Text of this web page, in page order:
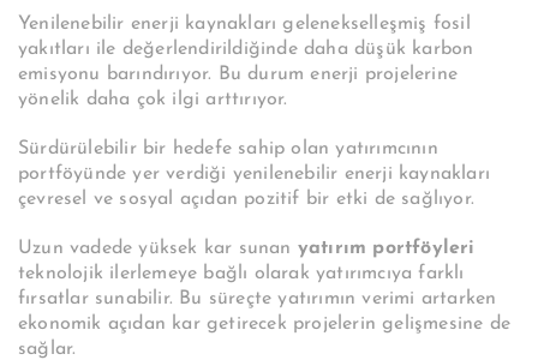
Yenilenebilir enerji kaynakları gelenekselleşmiş fosil
yakıtları ile değerlendirildiğinde daha düşük karbon
emisyonu barındırıyor. Bu durum enerji projelerine
yönelik daha çok ilgi arttırıyor.
Sürdürülebilir bir hedefe sahip olan yatırımcının
portföyünde yer verdiği yenilenebilir enerji kaynakları
çevresel ve sosyal açıdan pozitif bir etki de sağlıyor.
Uzun vadede yüksek kar sunan yatırım portföyleri
teknolojik ilerlemeye bağlı olarak yatırımcıya farklı
fırsatlar sunabilir. Bu süreçte yatırımın verimi artarken
ekonomik açıdan kar getirecek projelerin gelişmesine de
sağlar.